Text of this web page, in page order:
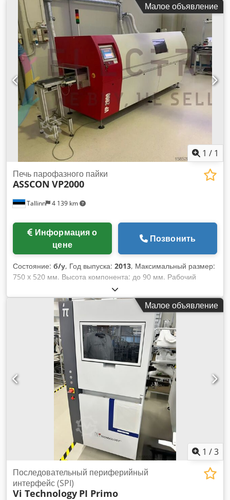
Малое объявление
1 / 1
Tallinn 4 139 km
Печь парофазного пайки
ASSCON VP2000
цене
Позвонить
Состояние: б/у, Год выпуска: 2013, Максимальный размер:
750 x 520 мм. Высота компонента: до 90 мм. Рабочий
модуль. Djdpfx Anozlywqovsck
Малое объявление
1 /3
Последовательный периферийный
интерфейс (SPI)
Vi Technology PI Primo